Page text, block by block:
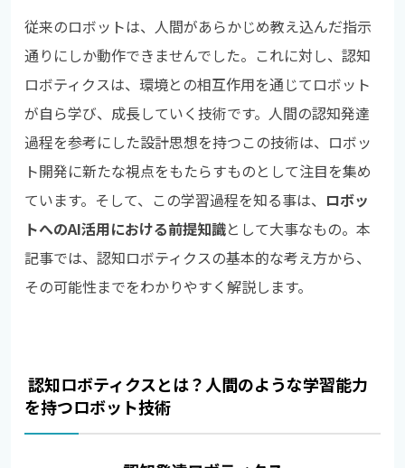
従来のロボットは、人間があらかじめ教え込んだ指示
通りにしか動作できませんでした。これに対し、認知
ロボティクスは、環境との相互作用を通じてロボット
が自ら学び、成長していく技術です。人間の認知発達
過程を参考にした設計思想を持つこの技術は、ロボッ
ト開発に新たな視点をもたらすものとして注目を集め
ています。そして、この学習過程を知る事は、 ロボッ
トへのAI活用における前提知識として大事なもの。本
記事では、認知ロボティクスの基本的な考え方から、
その可能性までをわかりやすく解説します。
認知ロボティクスとは？人間のような学習能力
を持つロボット技術